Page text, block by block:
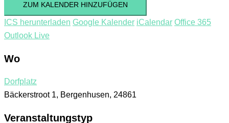
ZUM KALENDER HINZUFÜGEN
ICS herunterladen Google Kalender iCalendar Office 365
Outlook Live
Wo
Dorfplatz
Bäckerstroot 1, Bergenhusen, 24861
Veranstaltungstyp